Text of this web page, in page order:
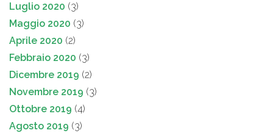
Luglio 2020 (3)
Maggio 2020 (3)
Aprile 2020 (2)
Febbraio 2020 (3)
Dicembre 2019 (2)
Novembre 2019 (3)
Ottobre 2019 (4)
Agosto 2019 (3)